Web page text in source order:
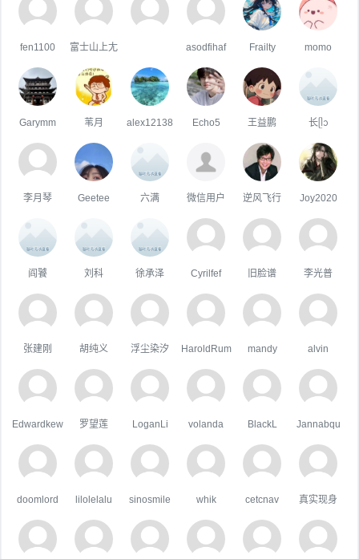
fen1100 富士山上尢 asodfihaf Frailty momo
Garymm 苇月 alex12138 Echo5 王益鹏 长ᥫᩣ
李月琴 Geetee 六满 微信用户 逆风飞行 Joy2020
阎饕 刘科 徐承泽 Cyrilfef 旧脸谱 李光普
张建刚 胡纯义 浮尘染汐 HaroldRum mandy alvin
Edwardkew 罗望莲 LoganLi volanda BlackL Jannabqu
doomlord lilolelalu sinosmile whik cetcnav 真实现身